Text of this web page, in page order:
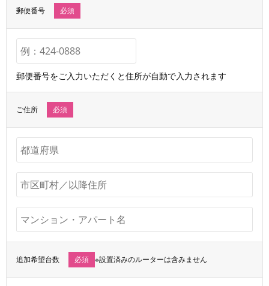
郵便番号 必須
郵便番号をご入力いただくと住所が自動で入力されます
ご住所 必須
追加希望台数 必須 ※設置済みのルーターは含みません